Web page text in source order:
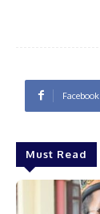
Facebook
Must Read